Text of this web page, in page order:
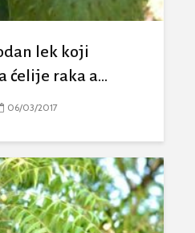
lek koji
ćelije raka a...
06/03/2017